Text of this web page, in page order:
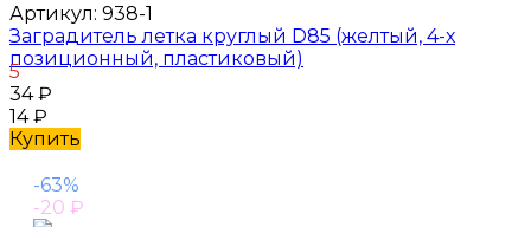
Артикул: 938-1
Заградитель летка круглый D85 (желтый, 4-х
позиционный, пластиковый)
5
34₽
14₽
Купить
-63%
-20 ₽